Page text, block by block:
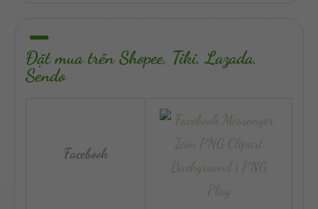
Đặt mua trên Shopee, Tiki, Lazada,
Sendo
Facebook